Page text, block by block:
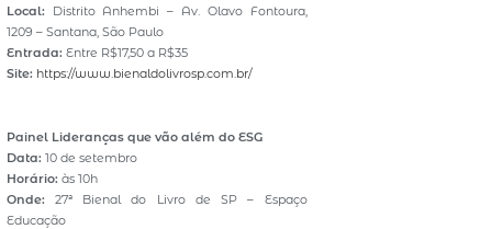
Local: Distrito Anhembi – Av. Olavo Fontoura,
1209 – Santana, São Paulo
Entrada: Entre R$17,50 a R$35
Site: https://www.bienaldolivrosp.com.br/
Painel Lideranças que vão além do ESG
Data: 10 de setembro
Horário: às 10h
Onde:27ª Bienal do Livro de SP – Espaço
Educação